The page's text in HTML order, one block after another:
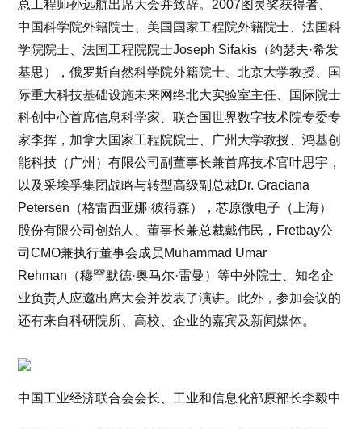
总工程师孙远航出席大会并致辞。2007图灵奖获得者、
中国科学院外籍院士、美国国家工程院外籍院士、法国科
学院院士、法国工程院院士Joseph Sifakis（约瑟夫·希发
基思），俄罗斯自然科学院外籍院士、北京大学教授、国
际重大科技基础设施未来网络北大实验室主任、国际院士
科创中心首席信息科学家、联合国世界数字技术院专委专
家李挥，加拿大国家工程院院士、广州大学教授、鸿基创
能科技（广州）有限公司副董事长兼首席技术官叶思宇，
以及采埃孚集团战略与转型高级副总裁Dr. Graciana
Petersen（格雷西亚娜·彼得森），芯原微电子（上海）
股份有限公司创始人、董事长兼总裁戴伟民，Fretbay公
司CMO兼执行董事会成员Muhammad Umar
Rehman（穆罕默德·奥马尔·雷曼）等中外院士、知名企
业负责人应邀出席大会并发表了演讲。此外，参加会议的
还有来自科研院所、高校、企业的嘉宾及新闻媒体。
中国工业经济联合会会长、工业和信息化部原部长李毅中